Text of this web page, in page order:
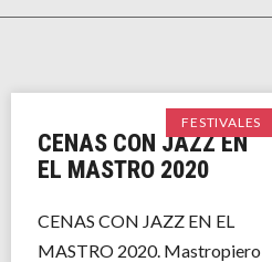
FESTIVALES
HISTORIAS
FESTIVALES
CENAS CON JAZZ EN
EL MASTRO 2020
CENAS CON JAZZ EN EL
MASTRO 2020. Mastropiero